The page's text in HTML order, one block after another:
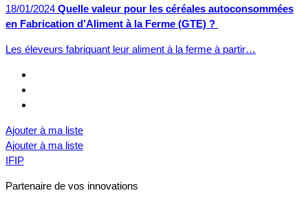
18/01/2024 Quelle valeur pour les céréales autoconsommées
en Fabrication d’Aliment à la Ferme (GTE) ?
Les éleveurs fabriquant leur aliment à la ferme à partir…
Ajouter à ma liste
Ajouter à ma liste
IFIP
Partenaire de vos innovations